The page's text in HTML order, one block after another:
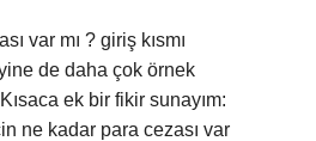
var mı ? giriş kısmı
yine de daha çok örnek
ek bir fikir sunayım:
ne kadar para cezası var